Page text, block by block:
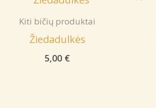
Kiti bičių produktai
Žiedadulkės
5,00 €